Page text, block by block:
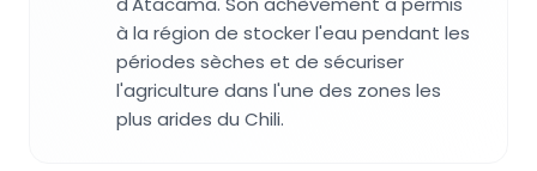
à la région de stocker l'eau pendant les
périodes sèches et de sécuriser
l'agriculture dans l'une des zones les
plus arides du Chili.